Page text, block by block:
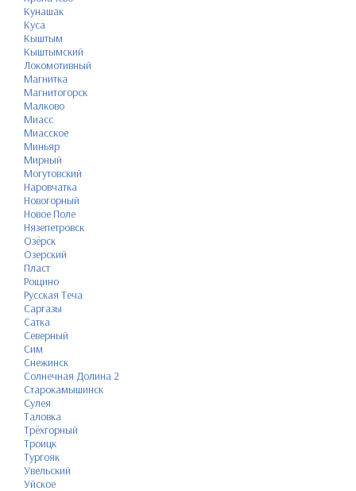
Кунашак
Куса
Кыштым
Кыштымский
Локомотивный
Магнитка
Магнитогорск
Малково
Миасс
Миасское
Миньяр
Мирный
Могутовский
Наровчатка
Новогорный
Новое Поле
Нязепетровск
Озёрск
Озерский
Пласт
Рощино
Русская Теча
Саргазы
Сатка
Северный
Сим
Снежинск
Солнечная Долина 2
Старокамышинск
Сулея
Таловка
Трёхгорный
Троицк
Тургояк
Увельский
Уйское